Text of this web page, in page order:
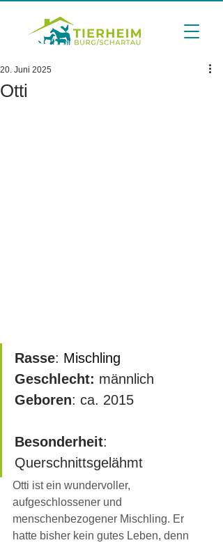
Otti
20. Juni 2025
Rasse: Mischling
Geschlecht: männlich
Geboren: ca. 2015
Besonderheit:
Querschnittsgelähmt
Otti ist ein wundervoller,
aufgeschlossener und
menschenbezogener Mischling. Er
hatte bisher kein gutes Leben, denn